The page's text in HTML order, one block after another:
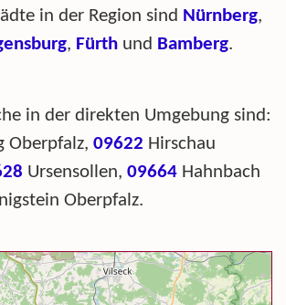
in der Region sind Nürnberg,
, Fürth und Bamberg.
in der direkten Umgebung sind:
Oberpfalz,09622 Hirschau
Ursensollen,09664 Hahnbach
Oberpfalz.